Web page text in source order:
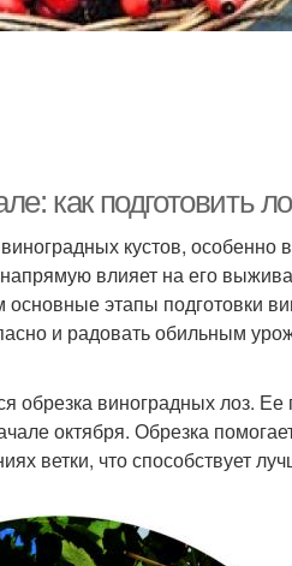
как подготовить
кустов, особенно
влияет на его
этапы подготовки
и радовать обильным
виноградных лоз. Ее
октября. Обрезка
ветки, что способствует